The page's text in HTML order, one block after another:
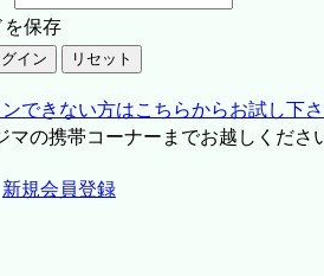
を保存
できない方はこちらからお試し下
の携帯コーナーまでお越しくださ
新規会員登録